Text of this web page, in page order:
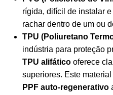
rígida, difícil de instalar
rachar dentro de um ou
TPU (Poliuretano
indústria para proteção
TPU alifático oferece
superiores. Este
PPF auto-regenerativo